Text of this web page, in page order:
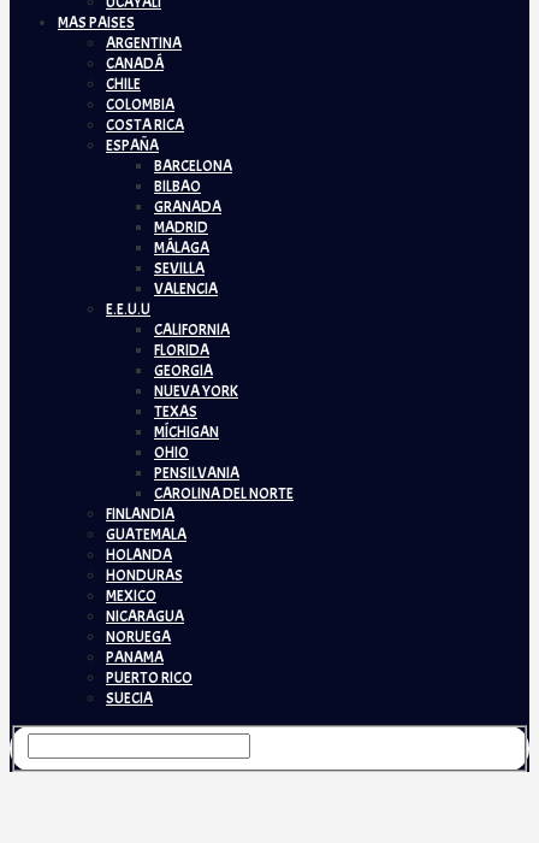
MAS PAISES
ARGENTINA
CANADÁ
CHILE
COLOMBIA
COSTA RICA
ESPAÑA
BARCELONA
BILBAO
GRANADA
MADRID
MÁLAGA
SEVILLA
VALENCIA
E.E.U.U
CALIFORNIA
FLORIDA
GEORGIA
NUEVA YORK
TEXAS
MÍCHIGAN
OHIO
PENSILVANIA
CAROLINA DEL NORTE
FINLANDIA
GUATEMALA
HOLANDA
HONDURAS
MEXICO
NICARAGUA
NORUEGA
PANAMA
PUERTO RICO
SUECIA